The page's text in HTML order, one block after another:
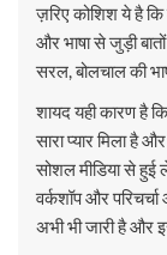
ज़रिए कोशिश ये है कि
और भाषा से जुड़ी
सरल, बोलचाल की
शायद यही कारण है
सारा प्यार मिला है
सोशल मीडिया से हुई
वर्कशॉप और
अभी भी जारी है और